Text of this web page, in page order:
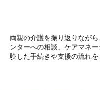
両親の介護を振り返りなが
ンターへの相談、ケアマネ
験した手続きや支援の流れを